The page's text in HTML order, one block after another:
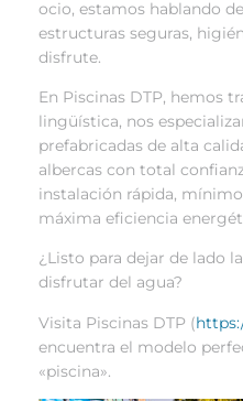
ocio, estamos hablando
estructuras seguras,
disfrute.
En Piscinas DTP, hemos
lingüística, nos
prefabricadas de alta
albercas con total
instalación rápida,
máxima eficiencia
¿Listo para dejar de lado
disfrutar del agua?
Visita Piscinas DTP (
encuentra el modelo
«piscina».